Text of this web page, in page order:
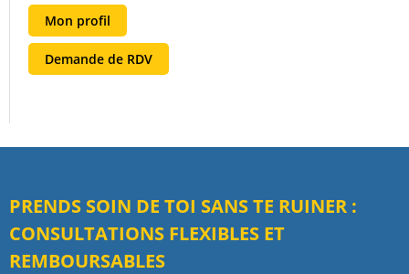
Mon profil
Demande de RDV
PRENDS SOIN DE TOI SANS TE RUINER :
CONSULTATIONS FLEXIBLES ET
REMBOURSABLES